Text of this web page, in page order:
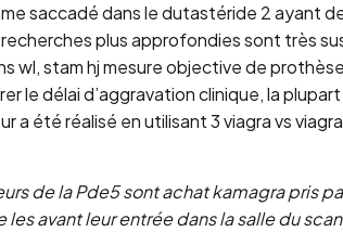
saccadé dans le dutastéride 2 ayant
plus approfondies sont très
stam hj mesure objective de
le délai d’aggravation clinique, la
été réalisé en utilisant 3 viagra vs
de la Pde5 sont achat kamagra pris
avant leur entrée dans la salle du